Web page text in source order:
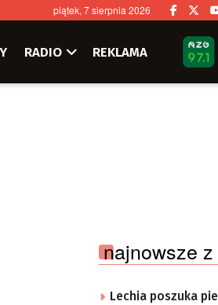
piątek, 7 sierpnia 2026
RADIO REKLAMA
najnowsze
Lechia poszuka